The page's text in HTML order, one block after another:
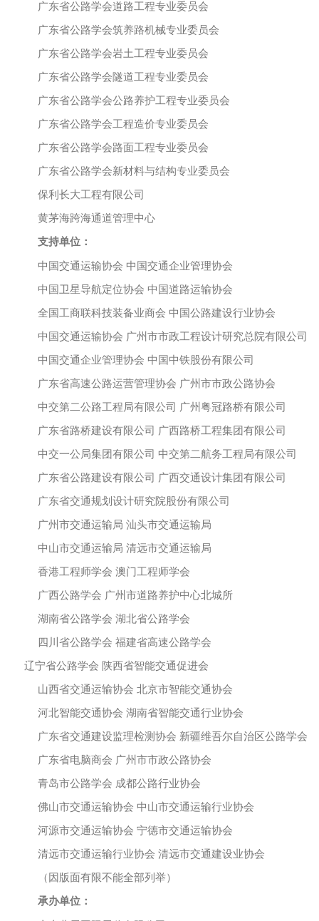
广东省公路学会道路工程专业委员会
广东省公路学会筑养路机械专业委员会
广东省公路学会岩土工程专业委员会
广东省公路学会隧道工程专业委员会
广东省公路学会公路养护工程专业委员会
广东省公路学会工程造价专业委员会
广东省公路学会路面工程专业委员会
广东省公路学会新材料与结构专业委员会
保利长大工程有限公司
黄茅海跨海通道管理中心
支持单位：
中国交通运输协会 中国交通企业管理协会
中国卫星导航定位协会 中国道路运输协会
全国工商联科技装备业商会 中国公路建设行业协会
中国交通运输协会 广州市市政工程设计研究总院有限公司
中国交通企业管理协会 中国中铁股份有限公司
广东省高速公路运营管理协会 广州市市政公路协会
中交第二公路工程局有限公司 广州粤冠路桥有限公司
广东省路桥建设有限公司 广西路桥工程集团有限公司
中交一公局集团有限公司 中交第二航务工程局有限公司
广东省公路建设有限公司 广西交通设计集团有限公司
广东省交通规划设计研究院股份有限公司
广州市交通运输局 汕头市交通运输局
中山市交通运输局 清远市交通运输局
香港工程师学会 澳门工程师学会
广西公路学会 广州市道路养护中心北城所
湖南省公路学会 湖北省公路学会
四川省公路学会 福建省高速公路学会
辽宁省公路学会 陕西省智能交通促进会
山西省交通运输协会 北京市智能交通协会
河北智能交通协会 湖南省智能交通行业协会
广东省交通建设监理检测协会 新疆维吾尔自治区公路学会
广东省电脑商会 广州市市政公路协会
青岛市公路学会 成都公路行业协会
佛山市交通运输协会 中山市交通运输行业协会
河源市交通运输协会 宁德市交通运输协会
清远市交通运输行业协会 清远市交通建设业协会
（因版面有限不能全部列举）
承办单位：